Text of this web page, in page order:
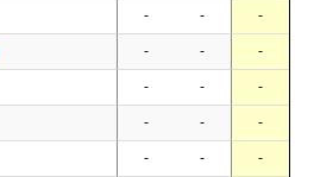
- - -
- - -
- - -
- - -
- - -